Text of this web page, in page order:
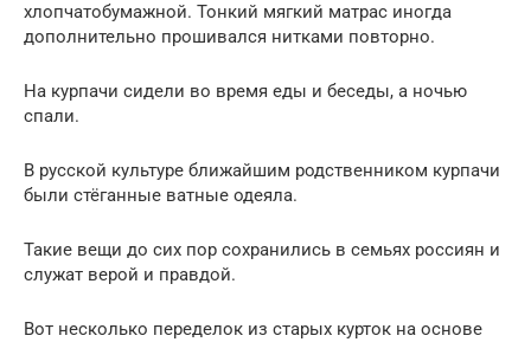
хлопчатобумажной. Тонкий мягкий матрас иногда
дополнительно прошивался нитками повторно.
На курпачи сидели во время еды и беседы, а ночью
спали.
В русской культуре ближайшим родственником курпачи
были стёганные ватные одеяла.
Такие вещи до сих пор сохранились в семьях россиян и
служат верой и правдой.
Вот несколько переделок из старых курток на основе